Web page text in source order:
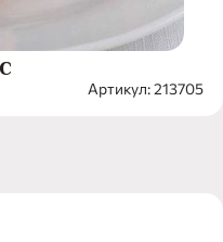
Артикул: 213705